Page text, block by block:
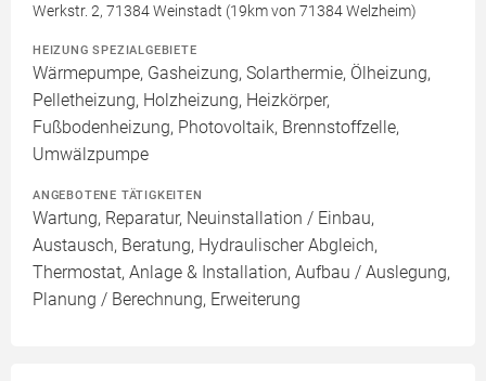
Werkstr. 2, 71384 Weinstadt (19km von 71384 Welzheim)
HEIZUNG SPEZIALGEBIETE
Wärmepumpe, Gasheizung, Solarthermie, Ölheizung,
Pelletheizung, Holzheizung, Heizkörper,
Fußbodenheizung, Photovoltaik, Brennstoffzelle,
Umwälzpumpe
ANGEBOTENE TÄTIGKEITEN
Wartung, Reparatur, Neuinstallation / Einbau,
Austausch, Beratung, Hydraulischer Abgleich,
Thermostat, Anlage & Installation, Aufbau / Auslegung,
Planung / Berechnung, Erweiterung